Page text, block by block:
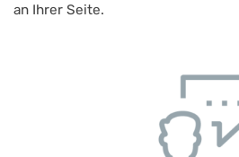
an Ihrer Seite.